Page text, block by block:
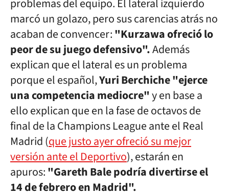
problemas del equipo. El lateral izquierdo
marcó un golazo, pero sus carencias atrás no
acaban de convencer:"Kurzawa ofreció lo
peor de su juego defensivo".Además
explican que el lateral es un problema
porque el español,Yuri Berchiche "ejerce
una competencia mediocre"y en base a
ello explican que en la fase de octavos de
final de la Champions League ante el Real
Madrid (que justo ayer ofreció su mejor
versión ante el Deportivo), estarán en
apuros:"Gareth Bale podría divertirse el
14 de febrero en Madrid".